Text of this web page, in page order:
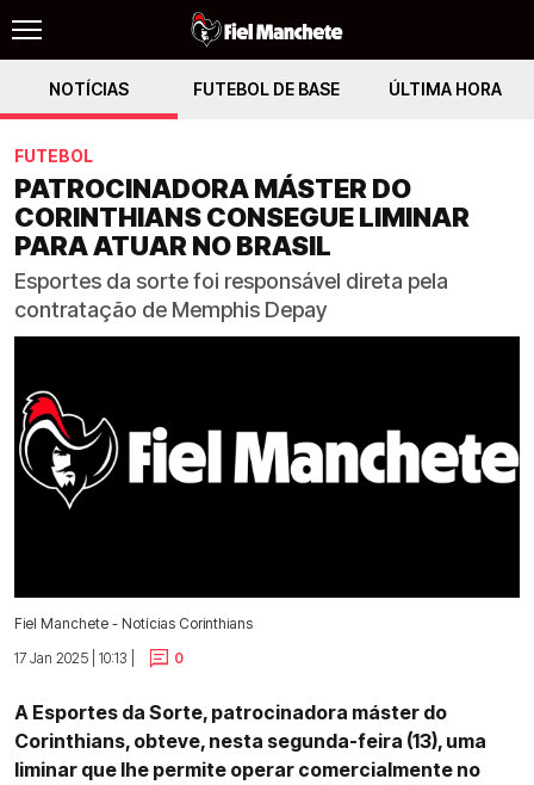
NOTÍCIAS FUTEBOL DE BASE ÚLTIMA HORA
FUTEBOL
PATROCINADORA MÁSTER DO
CORINTHIANS CONSEGUE LIMINAR
PARA ATUAR NO BRASIL
Esportes da sorte foi responsável direta pela
contratação de Memphis Depay
Fiel Manchete - Notícias Corinthians
17 Jan 2025 | 10:13 |
0
A Esportes da Sorte, patrocinadora máster do
Corinthians, obteve, nesta segunda-feira (13), uma
liminar que lhe permite operar comercialmente no